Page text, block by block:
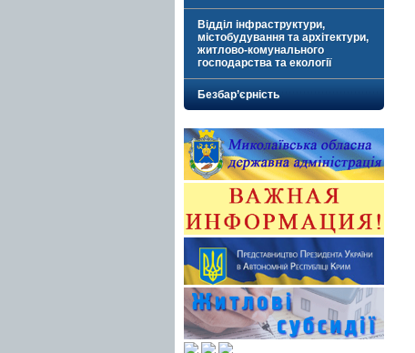
Відділ інфраструктури,
містобудування та архітектури,
житлово-комунального
господарства та екології
Безбар’єрність